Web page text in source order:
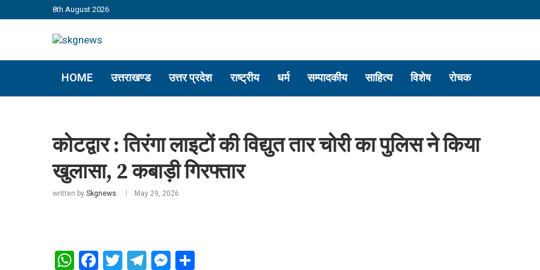
8th August 2026
HOME उत्तराखण्ड उत्तर प्रदेश राष्ट्रीय धर्म सम्पादकीय साहित्य विशेष रोचक
कोटद्वार : तिरंगा लाइटों की विद्युत तार चोरी का पुलिस ने किया
खुलासा, 2 कबाड़ी गिरफ्तार
written by Skgnews May 29, 2026
WhatsApp
Facebook
Twitter
Telegram
Messenger